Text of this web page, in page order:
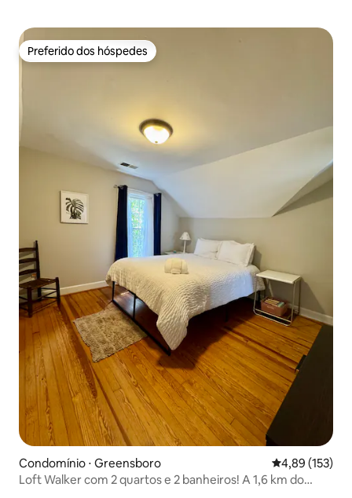
Preferido dos hóspedes
Preferido dos hóspedes
Condomínio ⋅ Greensboro 4,89 de uma
4,89 (153)
Loft Walker com 2 quartos e 2 banheiros! A 1,6 km do